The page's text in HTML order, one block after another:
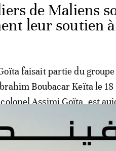
de Maliens
leur soutien
faisait partie du
Boubacar Keïta le
Assimi Goïta, est